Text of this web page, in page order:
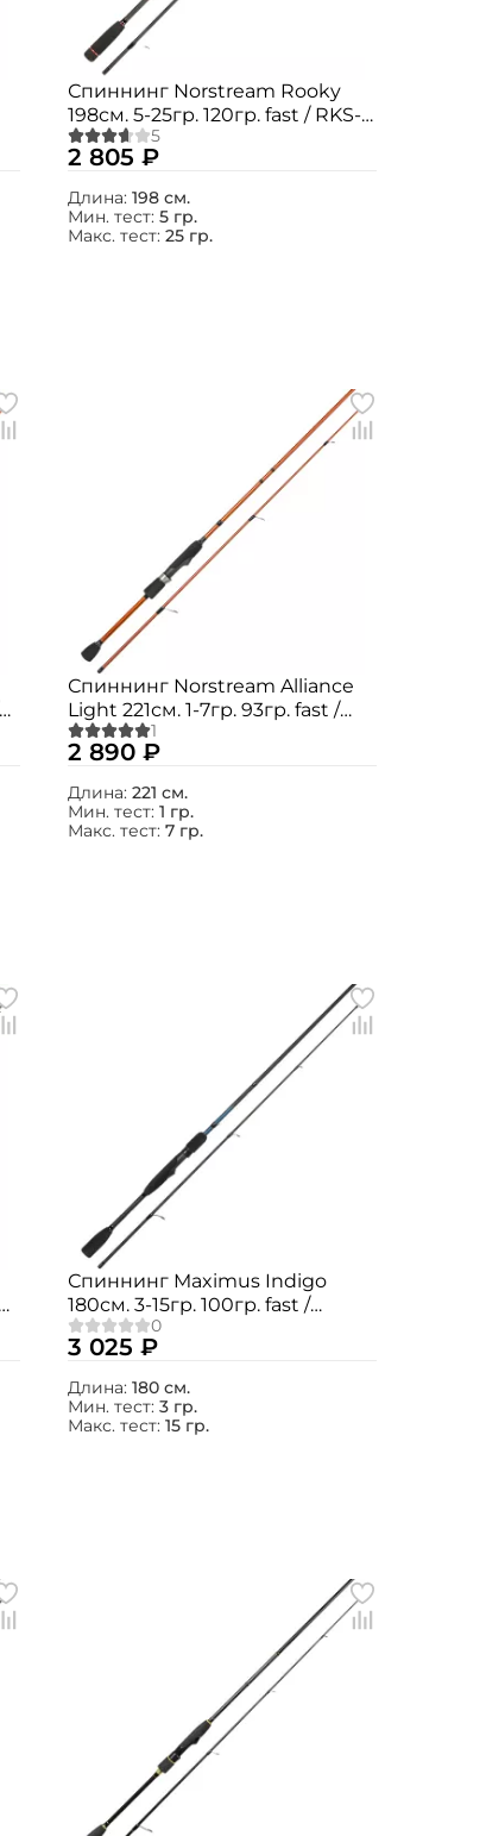
Спиннинг Norstream Rooky
198см. 5-25гр. 120гр. fast / RKS-
662M
2 805 ₽
Длина: 198 см.
Мин. тест: 5 гр.
Макс. тест: 25 гр.
Спиннинг Norstream Alliance
Light 221см. 1-7гр. 93гр. fast /
ALSU-732UL
2 890 ₽
Длина: 221 см.
Мин. тест: 1 гр.
Макс. тест: 7 гр.
Спиннинг Maximus Indigo
180см. 3-15гр. 100гр. fast /
MSIN18L
3 025 ₽
Длина: 180 см.
Мин. тест: 3 гр.
Макс. тест: 15 гр.